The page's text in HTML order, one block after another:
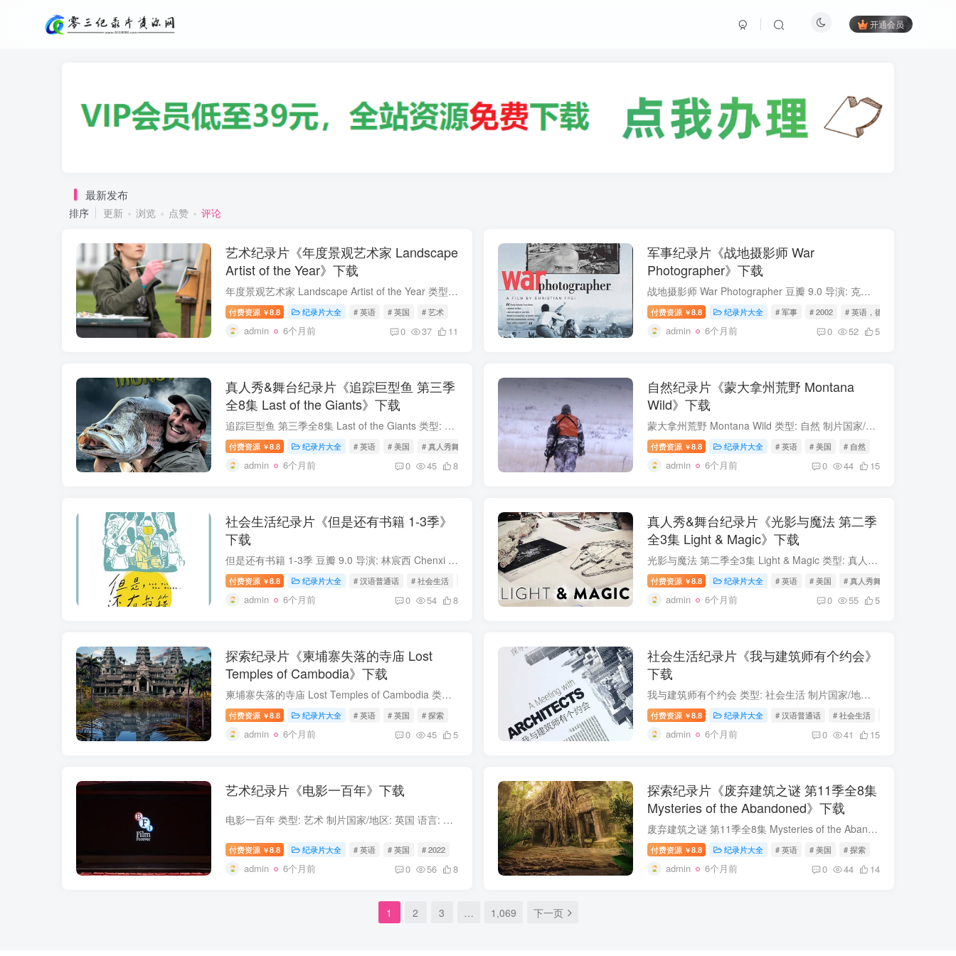
开通会员
最新发布
排序 更新 浏览 点赞 评论
艺术纪录片《年度景观艺术家 Landscape
Artist of the Year》下载
年度景观艺术家 Landscape Artist of the Year 类型: 艺术 制片国家/地区: 英国 语言: 英语 首播: 2024 集数: 18 年度景观艺术家 简介 年度景观艺术家是全国性的搜索，旨在寻找英国最好的景观艺...
付费资源 ￥8.8 纪录片大全 # 英语 # 英国 # 艺术
admin 6个月前 0 37 11
军事纪录片《战地摄影师 War
Photographer》下载
战地摄影师 War Photographer 豆瓣 9.0 导演: 克里斯蒂安·弗雷 Christian Frei 类型: 军事 制片国家/地区: 瑞士 语言: 英语 / 德语 首播: 2002-03-05 集数: 1 片长: 96...
付费资源 ￥8.8 纪录片大全 # 军事 # 2002 # 英语，德语
admin 6个月前 0 52 5
真人秀&舞台纪录片《追踪巨型鱼 第三季
全8集 Last of the Giants》下载
追踪巨型鱼 第三季全8集 Last of the Giants 类型: 真人秀&舞台 出品方: 国家地理 制片国家/地区: 美国 语言: 英语 首播: 2025 集数: 8 追踪巨型鱼 第三季全8集 简介 又名：Wild Catch；在...
付费资源 ￥8.8 纪录片大全 # 英语 # 美国 # 真人秀舞台
admin 6个月前 0 45 8
自然纪录片《蒙大拿州荒野 Montana
Wild》下载
蒙大拿州荒野 Montana Wild 类型: 自然 制片国家/地区: 美国 语言: 英语 首播: 2018 集数: 6 蒙大拿州荒野 简介 高达 4.000 米的崎岖山脉、茂密的针叶林、冰川、湖泊和河流......说到自然，蒙大...
付费资源 ￥8.8 纪录片大全 # 英语 # 美国 # 自然
admin 6个月前 0 44 15
社会生活纪录片《但是还有书籍 1-3季》
下载
但是还有书籍 1-3季 豆瓣 9.0 导演: 林宸西 Chenxi Lin / 罗颖鸾 Yingluan Luo / 杨骊珠 Lizhu Yang / 王悦阳 Yueyang Wang / 郑苏杭 Suhang Zheng / 刘倩瑜 Yuri Liu / 彭欣宇 Xinyu Peng 类型...
付费资源 ￥8.8 纪录片大全 # 汉语普通话 # 社会生活
admin 6个月前 0 54 8
真人秀&舞台纪录片《光影与魔法 第二季
全3集 Light & Magic》下载
光影与魔法 第二季全3集 Light & Magic 类型: 真人秀&舞台 制片国家/地区: 美国 语言: 英语 首播: 2023 集数: 3 光影与魔法 第二季全3集 简介 又名: 光魔 / 光影与魔法: 电影奇幻之旅 /...
付费资源 ￥8.8 纪录片大全 # 英语 # 美国 # 真人秀舞台
admin 6个月前 0 55 5
探索纪录片《柬埔寨失落的寺庙 Lost
Temples of Cambodia》下载
柬埔寨失落的寺庙 Lost Temples of Cambodia 类型: 探索 出品方: Channel 4 制片国家/地区: 英国 语言: 英语 首播: 2024 集数: 3 柬埔寨失落的寺庙 简介 柬埔寨令人难以置信的宗教建筑是地球上...
付费资源 ￥8.8 纪录片大全 # 英语 # 英国 # 探索
admin 6个月前 0 45 5
社会生活纪录片《我与建筑师有个约会》
下载
我与建筑师有个约会 类型: 社会生活 制片国家/地区: 中国大陆 语言: 汉语普通话 首播: 2019 集数: 10 我与建筑师有个约会 简介 《我与建筑师有个约会》视频栏目是国内首个原创实地访谈类建筑人...
付费资源 ￥8.8 纪录片大全 # 汉语普通话 # 社会生活
admin 6个月前 0 41 15
艺术纪录片《电影一百年》下载
电影一百年 类型: 艺术 制片国家/地区: 英国 语言: 英语 首播: 2022 集数: 17 电影一百年 简介 1994年，英国BFI为纪念电影诞生100周年制作了《电影一百年》系列纪录片，共选择了十五个国家和地...
付费资源 ￥8.8 纪录片大全 # 英语 # 英国 # 2022
admin 6个月前 0 56 8
探索纪录片《废弃建筑之谜 第11季全8集
Mysteries of the Abandoned》下载
废弃建筑之谜 第11季全8集 Mysteries of the Abandoned 类型: 探索 出品方: Discovery 制片国家/地区: 美国 语言: 英语 首播: 2024 集数: 8 废弃建筑之谜 第11季全8集 简介 又名：被遗弃之谜/被...
付费资源 ￥8.8 纪录片大全 # 英语 # 美国 # 探索
admin 6个月前 0 44 14
1 2 3 … 1,069 下一页